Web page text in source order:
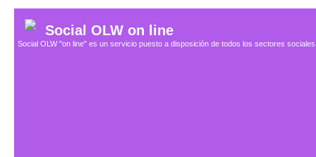
Social OLW on line
Social OLW "on line" es un servicio puesto a disposición de todos los sectores